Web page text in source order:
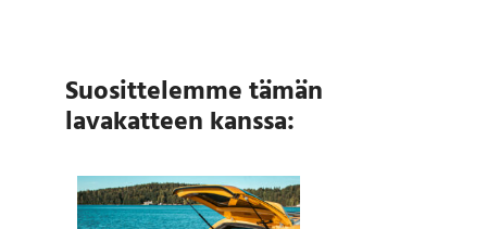
Suosittelemme tämän
lavakatteen kanssa: